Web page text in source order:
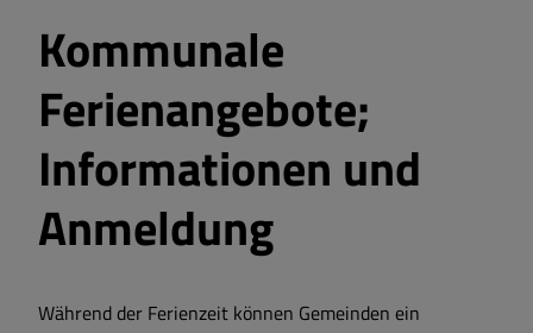
Kommunale
Ferienangebote;
Informationen und
Anmeldung
Während der Ferienzeit können Gemeinden ein